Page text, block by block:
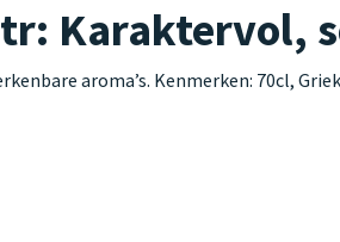
Karaktervol,
aroma’s. Kenmerken: 70cl,